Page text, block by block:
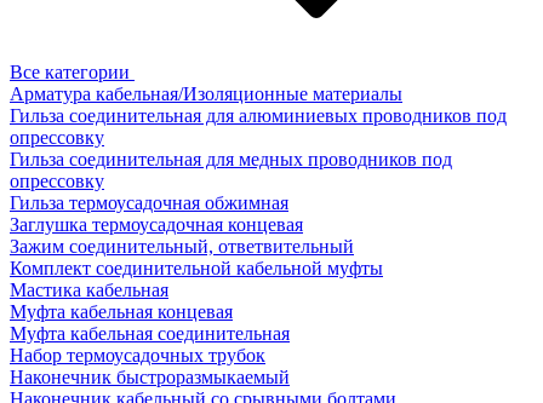
Все категории
Арматура кабельная/Изоляционные материалы
Гильза соединительная для алюминиевых проводников под
опрессовку
Гильза соединительная для медных проводников под
опрессовку
Гильза термоусадочная обжимная
Заглушка термоусадочная концевая
Зажим соединительный, ответвительный
Комплект соединительной кабельной муфты
Мастика кабельная
Муфта кабельная концевая
Муфта кабельная соединительная
Набор термоусадочных трубок
Наконечник быстроразмыкаемый
Наконечник кабельный со срывными болтами